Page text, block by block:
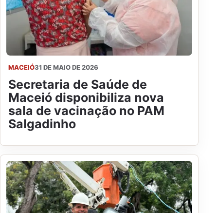
MACEIÓ31 DE MAIO DE 2026
Secretaria de Saúde de
Maceió disponibiliza nova
sala de vacinação no PAM
Salgadinho